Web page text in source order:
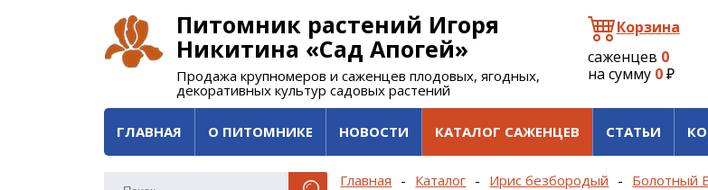
Питомник растений Игоря
Никитина «Сад Апогей»
Продажа крупномеров и саженцев плодовых, ягодных,
декоративных культур садовых растений
Корзина
саженцев 0
на сумму 0₽
ГЛАВНАЯ О ПИТОМНИКЕ НОВОСТИ КАТАЛОГ САЖЕНЦЕВ СТАТЬИ
Главная - Каталог - Ирис безбородый - Болотный